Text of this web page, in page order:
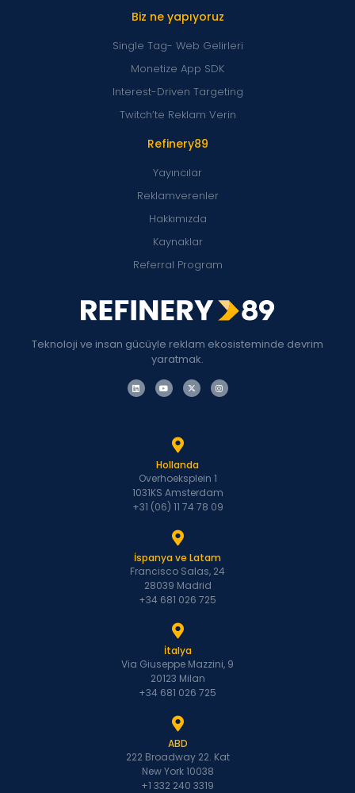
Teknoloji ve insan gücüyle reklam ekosisteminde devrim
yaratmak.
Refinery89
Yayıncılar
Reklamverenler
Hakkımızda
Kaynaklar
Referral Program
Biz ne yapıyoruz
Single Tag- Web Gelirleri
Monetize App SDK
Interest-Driven Targeting
Twitch’te Reklam Verin
Hollanda
Overhoeksplein 1
1031KS Amsterdam
+31 (06) 11 74 78 09
İspanya ve Latam
Francisco Salas, 24
28039 Madrid
+34 681 026 725
İtalya
Via Giuseppe Mazzini, 9
20123 Milan
+34 681 026 725
ABD
222 Broadway 22. Kat
New York 10038
+1 332 240 3319